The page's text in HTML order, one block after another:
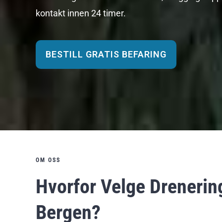
kontakt innen 24 timer.
BESTILL GRATIS BEFARING
OM OSS
Hvorfor Velge
Bergen?